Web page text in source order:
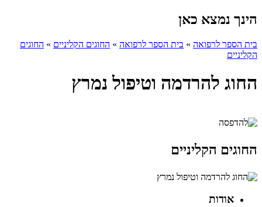
הינך נמצא כאן
בית הספר לרפואה » בית הספר לרפואה » החוגים הקליניים » החוגים
הקליניים
החוג להרדמה וטיפול נמרץ
החוגים הקליניים
אודות